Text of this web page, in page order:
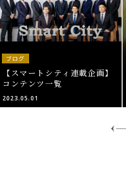
ブログ
【スマートシティ連載企画】
コンテンツ一覧
2023.05.01